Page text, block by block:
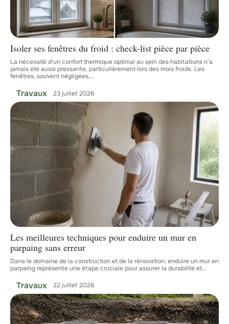
Isoler ses fenêtres du froid : check-list pièce par pièce
La nécessité d'un confort thermique optimal au sein des habitations n'a
jamais été aussi pressante, particulièrement lors des mois froids. Les
fenêtres, souvent négligées,…
Travaux 23 juillet 2026
Les meilleures techniques pour enduire un mur en
parpaing sans erreur
Dans le domaine de la construction et de la rénovation, enduire un mur en
parpaing représente une étape cruciale pour assurer la durabilité et…
Travaux 22 juillet 2026